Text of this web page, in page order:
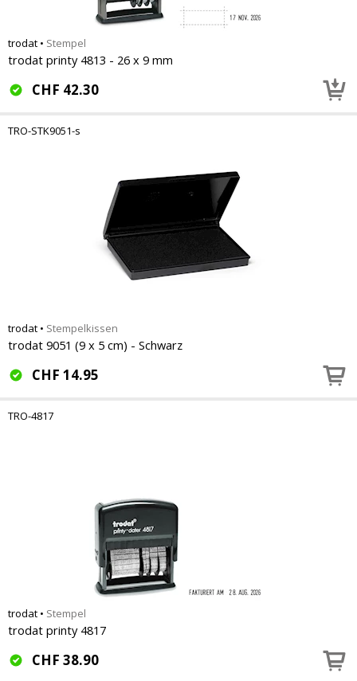
trodat • Stempel
trodat printy 4813 - 26 x 9 mm
CHF 42.30
TRO-STK9051-s
trodat • Stempelkissen
trodat 9051 (9 x 5 cm) - Schwarz
CHF 14.95
TRO-4817
trodat • Stempel
trodat printy 4817
CHF 38.90